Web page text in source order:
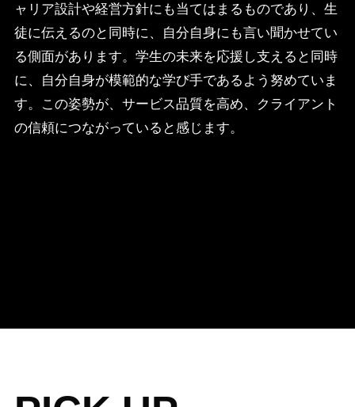
ャリア設計や経営方針にも当てはまるものであり、生
徒に伝えるのと同時に、自分自身にも言い聞かせてい
る側面があります。学生の未来を応援し支えると同時
に、自分自身が模範的な学び手であるよう努めていま
す。この姿勢が、サービス品質を高め、クライアント
の信頼につながっていると感じます。